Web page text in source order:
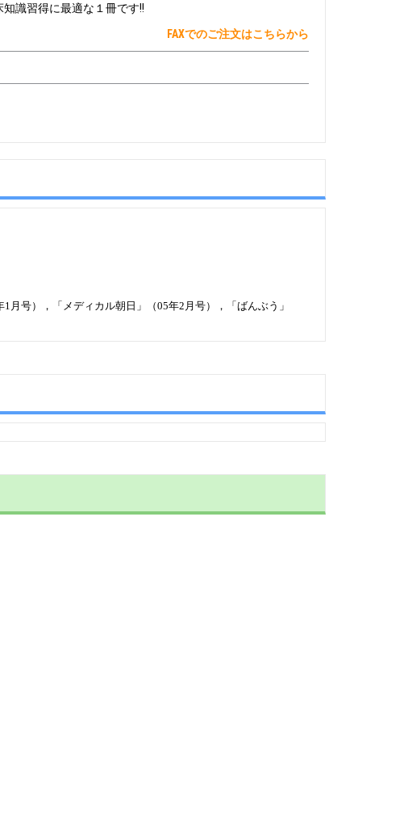
識習得に最適な１冊です!!
FAXでのご注文はこちらから
月号），「メディカル朝日」（05年2月号），「ばんぶう」